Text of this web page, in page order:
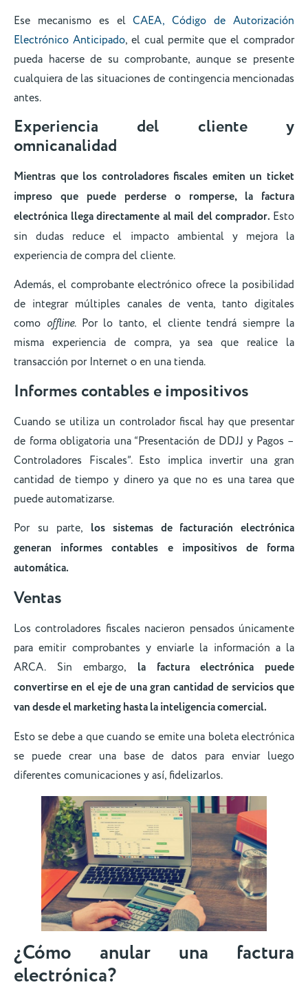
Ese mecanismo es elCAEA, Código de Autorización
Electrónico Anticipado, el cual permite que el comprador
pueda hacerse de su comprobante, aunque se presente
cualquiera de las situaciones de contingencia mencionadas
antes.
Experiencia del cliente y
omnicanalidad
Mientras que los controladores fiscales emiten un ticket
impreso que puede perderse o romperse, la factura
electrónica llega directamente al mail del comprador. Esto
sin dudas reduce el impacto ambiental y mejora la
experiencia de compra del cliente.
Además, el comprobante electrónico ofrece la posibilidad
de integrar múltiples canales de venta, tanto digitales
como offline. Por lo tanto, el cliente tendrá siempre la
misma experiencia de compra, ya sea que realice la
transacción por Internet o en una tienda.
Informes contables e impositivos
Cuando se utiliza un controlador fiscal hay que presentar
de forma obligatoria una “Presentación de DDJJ y Pagos –
Controladores Fiscales”. Esto implica invertir una gran
cantidad de tiempo y dinero ya que no es una tarea que
puede automatizarse.
Por su parte, los sistemas de facturación electrónica
generan informes contables e impositivos de forma
automática.
Ventas
Los controladores fiscales nacieron pensados únicamente
para emitir comprobantes y enviarle la información a la
ARCA. Sin embargo, la factura electrónica puede
convertirse en el eje de una gran cantidad de servicios que
van desde el marketing hasta la inteligencia comercial.
Esto se debe a que cuando se emite una boleta electrónica
se puede crear una base de datos para enviar luego
diferentes comunicaciones y así, fidelizarlos.
¿Cómo anular una factura
electrónica?